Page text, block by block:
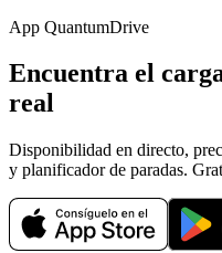
App QuantumDrive
Encuentra el
real
Disponibilidad en directo,
y planificador de paradas.